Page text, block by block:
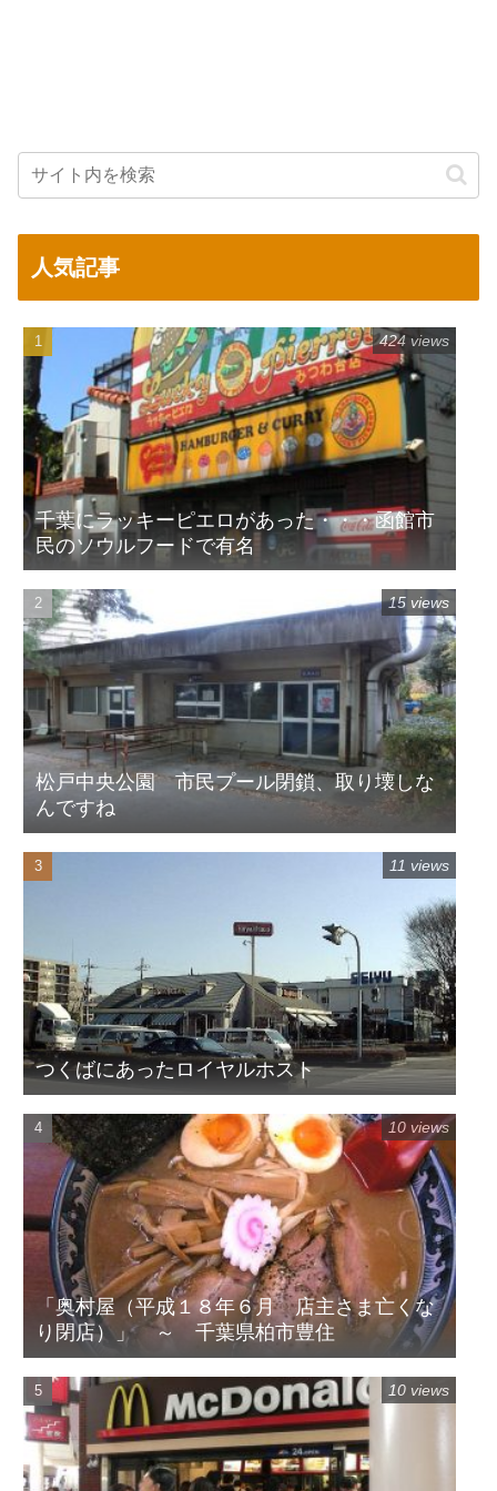
人気記事
千葉にラッキーピエロがあった・・・函館市
民のソウルフードで有名
424 views
松戸中央公園 市民プール閉鎖、取り壊しな
んですね
15 views
つくばにあったロイヤルホスト
11 views
「奥村屋（平成１８年６月 店主さま亡くな
り閉店）」 ～ 千葉県柏市豊住
10 views
10 views